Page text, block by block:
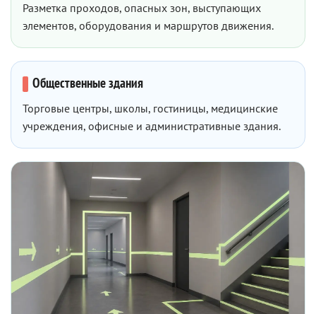
Разметка проходов, опасных зон, выступающих
элементов, оборудования и маршрутов движения.
Общественные здания
Торговые центры, школы, гостиницы, медицинские
учреждения, офисные и административные здания.